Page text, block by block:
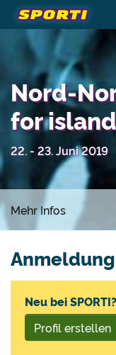
Nord-
for
22. - 23. Juni 2019
Mehr Infos
Anmeldung
Neu bei SPORTI?
Profil erstellen